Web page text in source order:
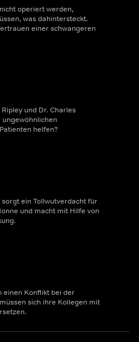
operiert werden,
was dahintersteckt.
einer schwangeren
und Dr. Charles
helfen?
ein Tollwutverdacht für
und macht mit Hilfe von
einen Konflikt bei der
sich ihre Kollegen mit